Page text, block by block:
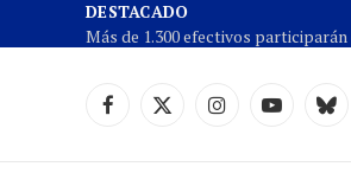
DESTACADO
Facebook
X
InstagramYouTubeCielo